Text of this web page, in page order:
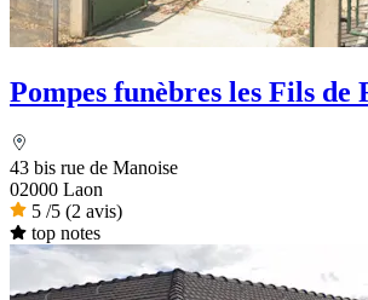
Pompes funèbres les Fils de
43 bis rue de Manoise
02000 Laon
5 /5 (2 avis)
top notes